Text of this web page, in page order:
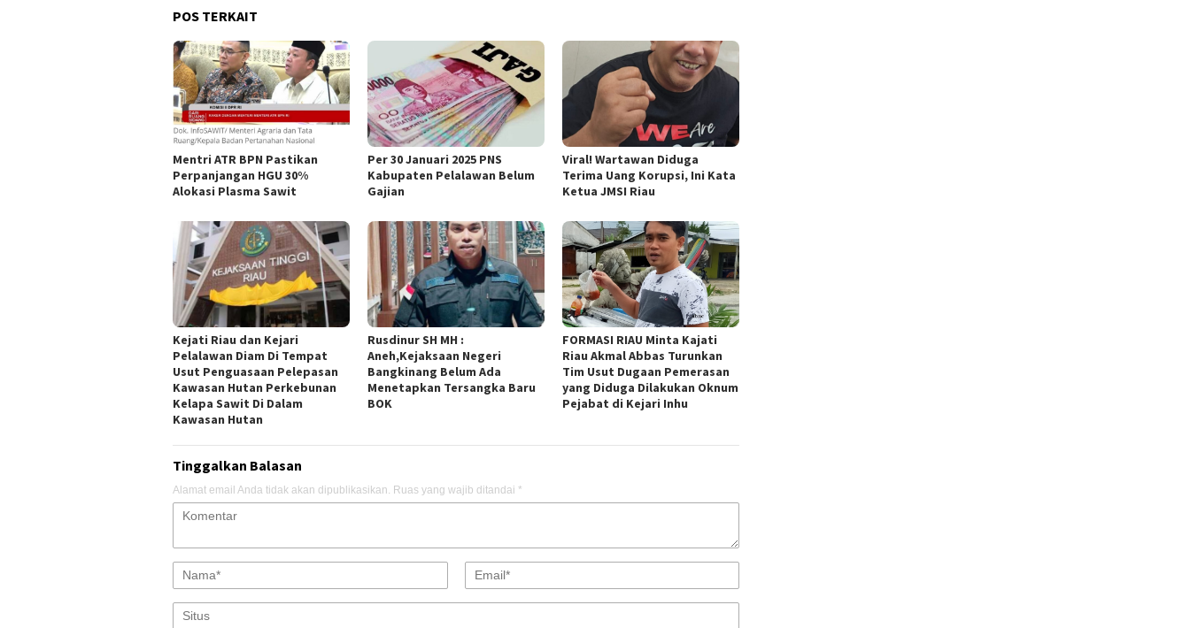
POS TERKAIT
Mentri ATR BPN Pastikan
Perpanjangan HGU 30%
Alokasi Plasma Sawit
Per 30 Januari 2025 PNS
Kabupaten Pelalawan Belum
Gajian
Viral! Wartawan Diduga
Terima Uang Korupsi, Ini Kata
Ketua JMSI Riau
Kejati Riau dan Kejari
Pelalawan Diam Di Tempat
Usut Penguasaan Pelepasan
Kawasan Hutan Perkebunan
Kelapa Sawit Di Dalam
Kawasan Hutan
Rusdinur SH MH :
Aneh,Kejaksaan Negeri
Bangkinang Belum Ada
Menetapkan Tersangka Baru
BOK
FORMASI RIAU Minta Kajati
Riau Akmal Abbas Turunkan
Tim Usut Dugaan Pemerasan
yang Diduga Dilakukan Oknum
Pejabat di Kejari Inhu
Tinggalkan Balasan
Alamat email Anda tidak akan dipublikasikan. Ruas yang wajib ditandai *